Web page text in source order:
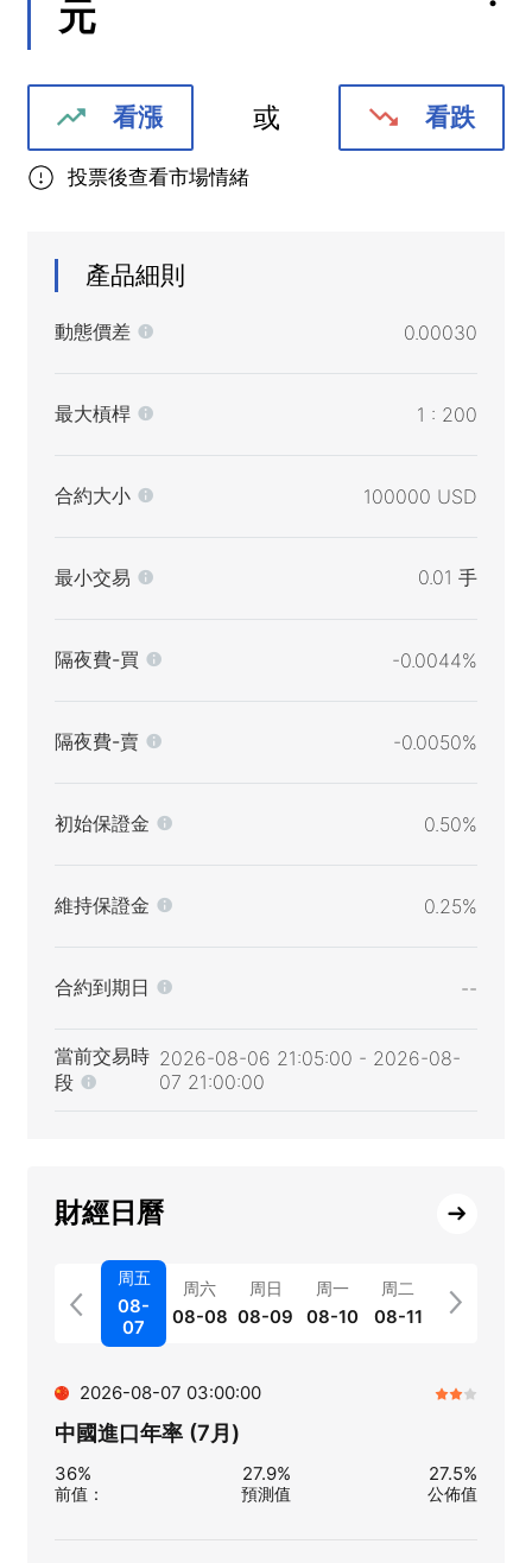
元
看漲 或 看跌
投票後查看市場情緒
產品細則
動態價差 0.00030
最大槓桿 1 : 200
合約大小 100000 USD
最小交易 0.01 手
隔夜費-買 -0.0044%
隔夜費-賣 -0.0050%
初始保證金 0.50%
維持保證金 0.25%
合約到期日 --
當前交易時
段
2026-08-06 21:05:00 - 2026-08-
07 21:00:00
財經日曆
周五
08-
07
周六
08-08
周日
08-09
周一
08-10
周二
08-11
2026-08-07 03:00:00
中國進口年率 (7月)
36%
前值 ：
27.9%
預測值
27.5%
公佈值